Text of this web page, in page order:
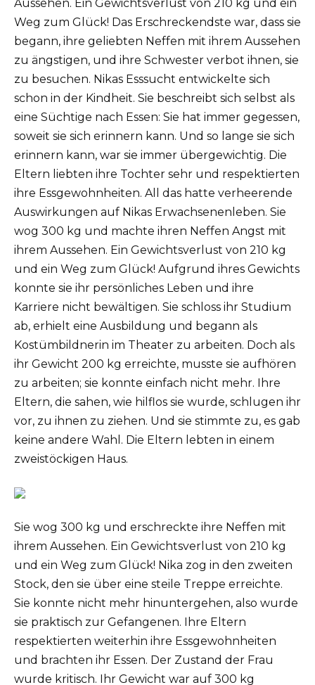
Aussehen. Ein Gewichtsverlust von 210 kg und ein
Weg zum Glück! Das Erschreckendste war, dass sie
begann, ihre geliebten Neffen mit ihrem Aussehen
zu ängstigen, und ihre Schwester verbot ihnen, sie
zu besuchen. Nikas Esssucht entwickelte sich
schon in der Kindheit. Sie beschreibt sich selbst als
eine Süchtige nach Essen: Sie hat immer gegessen,
soweit sie sich erinnern kann. Und so lange sie sich
erinnern kann, war sie immer übergewichtig. Die
Eltern liebten ihre Tochter sehr und respektierten
ihre Essgewohnheiten. All das hatte verheerende
Auswirkungen auf Nikas Erwachsenenleben. Sie
wog 300 kg und machte ihren Neffen Angst mit
ihrem Aussehen. Ein Gewichtsverlust von 210 kg
und ein Weg zum Glück! Aufgrund ihres Gewichts
konnte sie ihr persönliches Leben und ihre
Karriere nicht bewältigen. Sie schloss ihr Studium
ab, erhielt eine Ausbildung und begann als
Kostümbildnerin im Theater zu arbeiten. Doch als
ihr Gewicht 200 kg erreichte, musste sie aufhören
zu arbeiten; sie konnte einfach nicht mehr. Ihre
Eltern, die sahen, wie hilflos sie wurde, schlugen ihr
vor, zu ihnen zu ziehen. Und sie stimmte zu, es gab
keine andere Wahl. Die Eltern lebten in einem
zweistöckigen Haus.
Sie wog 300 kg und erschreckte ihre Neffen mit
ihrem Aussehen. Ein Gewichtsverlust von 210 kg
und ein Weg zum Glück! Nika zog in den zweiten
Stock, den sie über eine steile Treppe erreichte.
Sie konnte nicht mehr hinuntergehen, also wurde
sie praktisch zur Gefangenen. Ihre Eltern
respektierten weiterhin ihre Essgewohnheiten
und brachten ihr Essen. Der Zustand der Frau
wurde kritisch. Ihr Gewicht war auf 300 kg